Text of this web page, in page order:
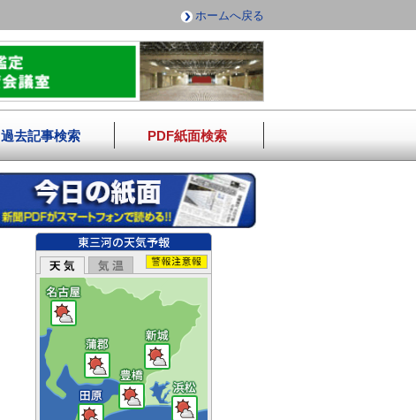
ホームへ戻る
過去記事検索 PDF紙面検索